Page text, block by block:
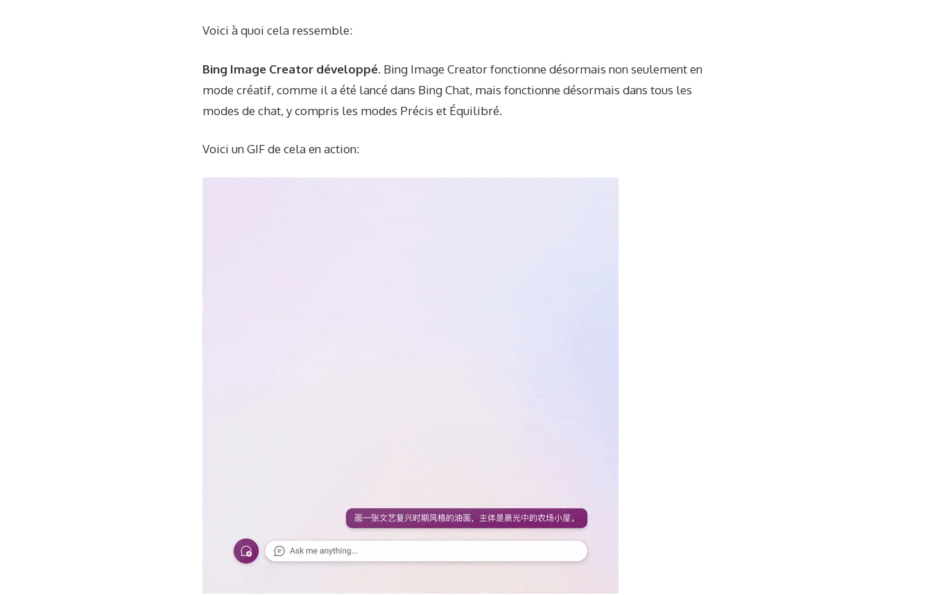
Voici à quoi cela ressemble:
Bing Image Creator développé. Bing Image Creator fonctionne désormais non seulement en
mode créatif, comme il a été lancé dans Bing Chat, mais fonctionne désormais dans tous les
modes de chat, y compris les modes Précis et Équilibré.
Voici un GIF de cela en action: